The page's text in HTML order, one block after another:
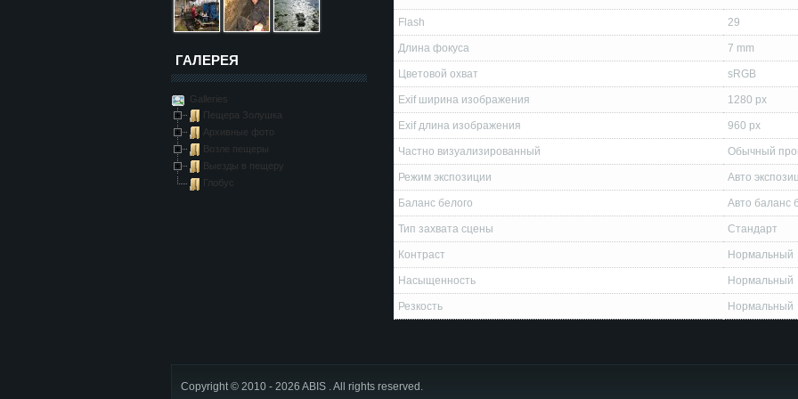
ГАЛЕРЕЯ
Galleries
Пещера Золушка
Архивные фото
Возле пещеры
Выезды в пещеру
Глобус
Flash 29
Длина фокуса 7 mm
Цветовой охват sRGB
Exif ширина изображения 1280 px
Exif длина изображения 960 px
Частно визуализированный Обычный
Режим экспозиции Авто
Баланс белого Авто баланс
Тип захвата сцены Стандарт
Контраст Нормальный
Насыщенность Нормальный
Резкость Нормальный
Copyright © 2010 - 2026 ABIS . All rights reserved.